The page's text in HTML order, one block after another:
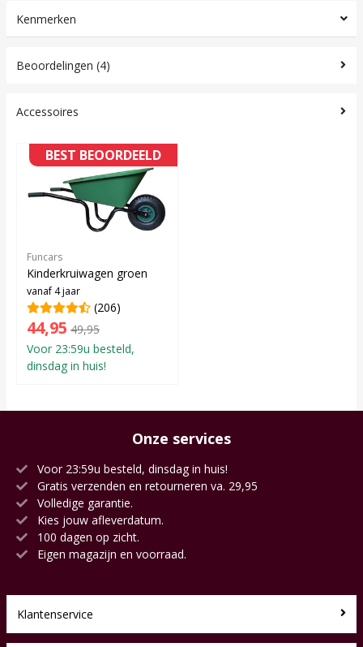
Kenmerken
Beoordelingen (4)
Accessoires
BEST BEOORDEELD
Funcars
Kinderkruiwagen groen
vanaf 4 jaar
(206)
44,95 49,95
Voor 23:59u besteld,
dinsdag in huis!
Onze services
Voor 23:59u besteld, dinsdag in huis!
Gratis verzenden en retourneren va. 29,95
Volledige garantie.
Kies jouw afleverdatum.
100 dagen op zicht.
Eigen magazijn en voorraad.
Klantenservice